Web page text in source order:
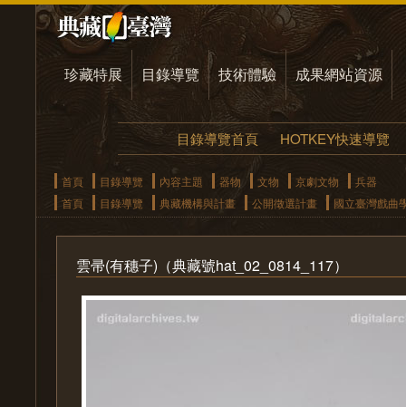
珍藏特展 目錄導覽 技術體驗 成果網站資源
目錄導覽首頁 HOTKEY快速導覽
首頁 目錄導覽 內容主題 器物 文物 京劇文物
兵器
首頁
目錄導覽 典藏機構與計畫 公開徵選計畫 國立臺灣戲曲
雲帚(有穗子)（典藏號hat_02_0814_117）